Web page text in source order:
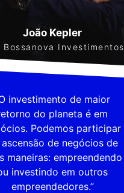
João Kepler
Bossanova Investimentos
investimento de maior
do planeta é em
Podemos participar
de negócios de
maneiras: empreendendo
investindo em outros
empreendedores.”